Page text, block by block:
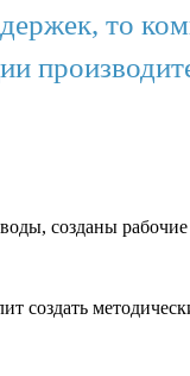
то
созданы
создать